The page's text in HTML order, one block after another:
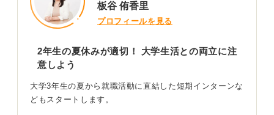
結局のところ、いつ始めるかよりも「自分は何を学びた
いのか」「そのインターンでどんな成長をつかむのか」
選ぶことが最良のスタート地点となります。
自分の時間管理能力や優先順位を見極めながら、早すぎ
ず遅すぎず、自分らしいペースで長期インターンに挑戦
してみてください。
板谷 侑香里
プロフィールを見る
2年生の夏休みが適切！ 大学生活との両立に注
意しよう
大学3年生の夏から就職活動に直結した短期インターンな
どもスタートします。